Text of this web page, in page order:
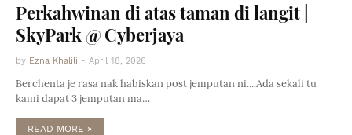
Perkahwinan di atas taman di langit |
SkyPark @ Cyberjaya
by Ezna Khalili - April 18, 2026
Berchenta je rasa nak habiskan post jemputan ni....Ada sekali tu
kami dapat 3 jemputan ma…
READ MORE »